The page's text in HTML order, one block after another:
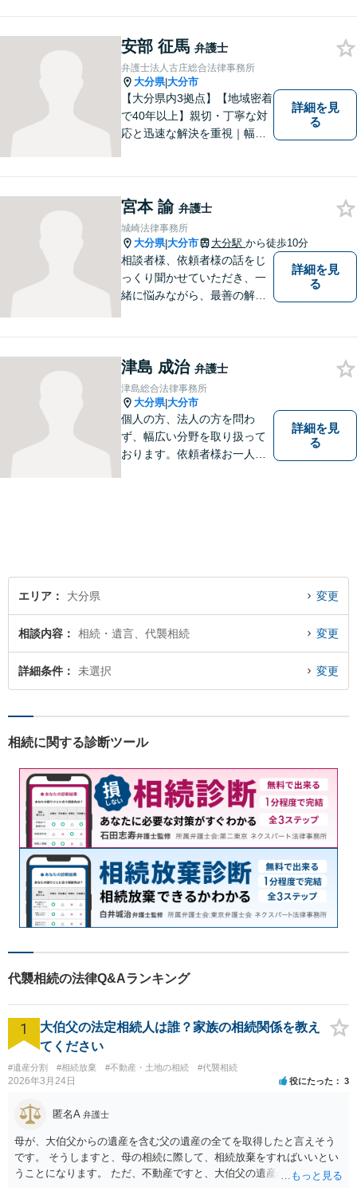
安部 征馬 弁護士
弁護士法人古庄総合法律事務所
大分県|大分市
【大分県内3拠点】【地域密着
で40年以上】親切・丁寧な対
応と迅速な解決を重視｜幅広
【別府・杵築にも拠点】
詳細を見
る
宮本 諭 弁護士
城崎法律事務所
大分県|大分市 大分駅 から徒歩10分
相談者様、依頼者様の話をじ
っくり聞かせていただき、一
緒に悩みながら、最善の解決
詳細を見
る
津島 成治 弁護士
津島総合法律事務所
大分県|大分市
個人の方、法人の方を問わ
ず、幅広い分野を取り扱って
おります。依頼者様お一人お
詳細を見
る
エリア 大分県 変更
相談内容 相続・遺言、代襲相続 変更
詳細条件 未選択 変更
相続に関する診断ツール
代襲相続の法律Q&Aランキング
1
大伯父の法定相続人は誰？家族の相続関係を教え
てください
#遺産分割 #相続放棄 #不動産・土地の相続 #代襲相続
2026年3月24日 役にたった 3
匿名A 弁護士
母が、大伯父からの遺産を含む父の遺産の全てを取得したと言えそう
です。 そうしますと、母の相続に際して、相続放棄をすればいいとい
うことになります。 ただ、不動産ですと、大伯父の遺産の名義がまだ